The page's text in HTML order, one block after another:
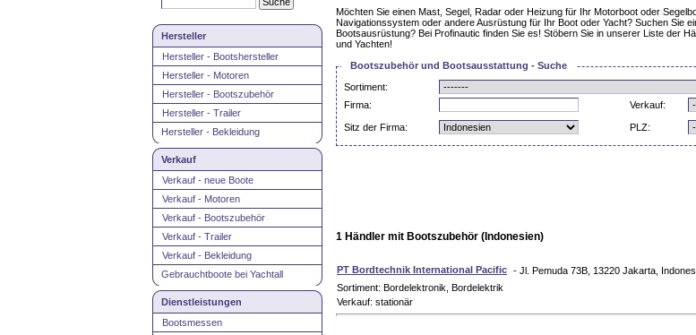
Hersteller
Hersteller - Bootshersteller
Hersteller - Motoren
Hersteller - Bootszubehör
Hersteller - Trailer
Hersteller - Bekleidung
Verkauf
Verkauf - neue Boote
Verkauf - Motoren
Verkauf - Bootszubehör
Verkauf - Trailer
Verkauf - Bekleidung
Gebrauchtboote bei Yachtall
Dienstleistungen
Bootsmessen
Möchten Sie einen Mast, Segel, Radar oder Heizung für Ihr Motorboot oder
Navigationssystem oder andere Ausrüstung für Ihr Boot oder Yacht? Suchen Sie
Bootsausrüstung? Bei Profinautic finden Sie es! Stöbern Sie in unserer Liste der
und Yachten!
Bootszubehör und Bootsausstattung - Suche
Sortiment:
Firma:
Verkauf:
Sitz der Firma: PLZ:
1 Händler mit Bootszubehör (Indonesien)
PT Bordtechnik International Pacific - Jl. Pemuda 73B, 13220 Jakarta,
Sortiment: Bordelektronik, Bordelektrik
Verkauf: stationär